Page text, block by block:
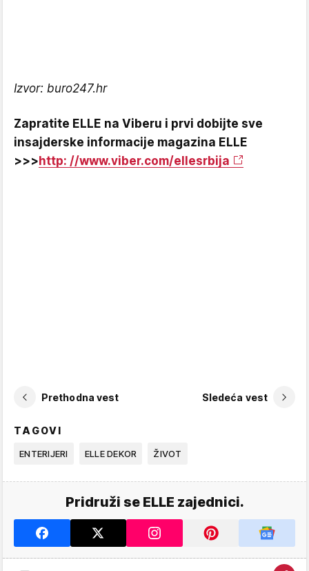
Izvor: buro247.hr
Zapratite ELLE na Viberu i prvi dobijte sve
insajderske informacije magazina ELLE
>>> http: //www.viber.com/ellesrbija
Prethodna vest Sledeća vest
TAGOVI
ENTERIJERI ELLE DEKOR ŽIVOT
Pridruži se ELLE zajednici.